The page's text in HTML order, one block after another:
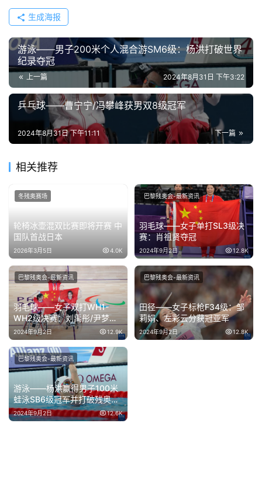
生成海报
游泳——男子200米个人混合游SM6级：杨洪打破世界
纪录夺冠
上一篇 2024年8月31日 下午3:22
乒乓球——曹宁宁/冯攀峰获男双8级冠军
下一篇
2024年8月31日 下午11:11
相关推荐
轮椅冰壶混双比赛即将开赛 中
国队首战日本
2026年3月5日 4.0K
冬残奥赛场
羽毛球——女子单打SL3级决
赛：肖祖贤夺冠
2024年9月2日 12.8K
巴黎残奥会-最新资讯
羽毛球——女子双打WH1-
WH2级决赛：刘禹彤/尹梦璐
夺冠
2024年9月2日 12.9K
巴黎残奥会-最新资讯
田径——女子标枪F34级：邹
莉娟、左彩云分获冠亚军
2024年9月2日 12.8K
巴黎残奥会-最新资讯
游泳——杨洪赢得男子100米
蛙泳SB6级冠军并打破残奥会
纪录
2024年9月2日 12.6K
巴黎残奥会-最新资讯